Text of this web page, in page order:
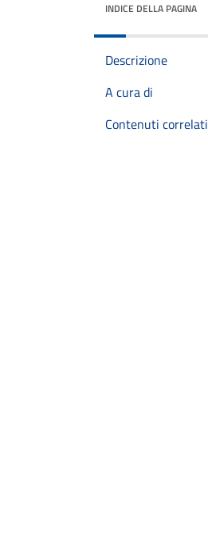
INDICE DELLA PAGINA
Descrizione
A cura di
Contenuti correlati